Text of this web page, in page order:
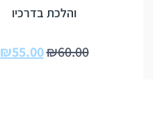
והלכת בדרכיו
₪60.00
₪55.00